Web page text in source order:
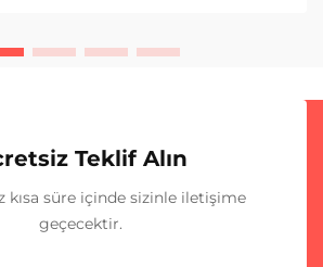
Teklif Alın
kısa süre içinde sizinle iletişime
geçecektir.